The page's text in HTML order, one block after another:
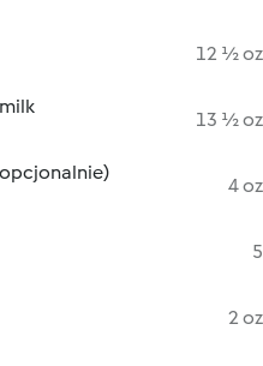
12 ½ oz
13 ½ oz
4 oz
5
2 oz